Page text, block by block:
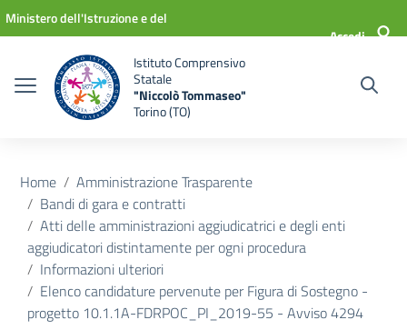
Vai ai contenuti
Vai al menu di navigazione
Vai al footer
Ministero dell'Istruzione e del
Accedi
Istituto Comprensivo
Statale
"Niccolò Tommaseo"
Torino (TO)
Home
Amministrazione Trasparente
Bandi di gara e contratti
Atti delle amministrazioni aggiudicatrici e degli enti
aggiudicatori distintamente per ogni procedura
Informazioni ulteriori
Elenco candidature pervenute per Figura di Sostegno -
progetto 10.1.1A-FDRPOC_PI_2019-55 - Avviso 4294